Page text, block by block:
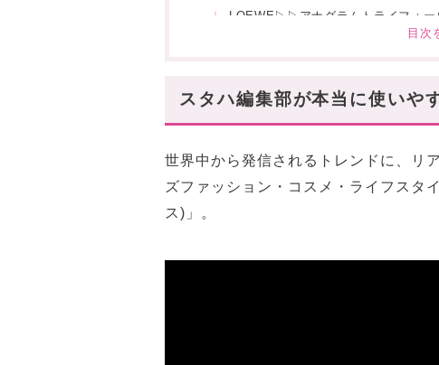
LOEWE▷▷アナグラムトライフォー
エントリー4.エルメス▷▷カルヴィ
HERMES▷▷カルヴィデュオ
エントリー5.ヴァレクストラ▷▷三
エントリー6.マーディンキム▷▷ア
スタハ編集部が本当に使いや
世界中から発信されるトレンドに、リ
ズファッション・コスメ・ライフスタ
ス)」。